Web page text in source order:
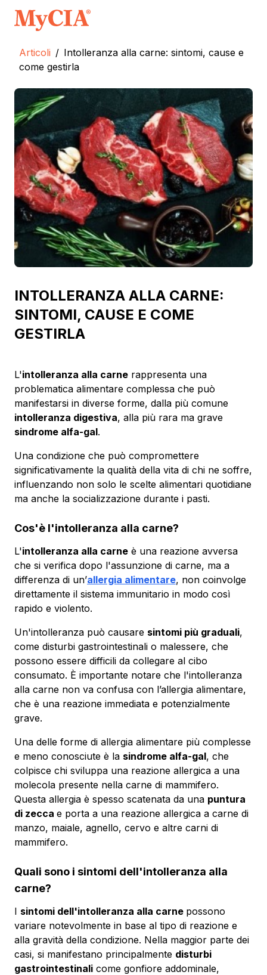
Articoli / Intolleranza alla carne: sintomi, cause e
come gestirla
INTOLLERANZA ALLA CARNE:
SINTOMI, CAUSE E COME
GESTIRLA
L'intolleranza alla carne rappresenta una
problematica alimentare complessa che può
manifestarsi in diverse forme, dalla più comune
intolleranza digestiva, alla più rara ma grave
sindrome alfa-gal.
Una condizione che può compromettere
significativamente la qualità della vita di chi ne soffre,
influenzando non solo le scelte alimentari quotidiane
ma anche la socializzazione durante i pasti.
Cos'è l'intolleranza alla carne?
L'intolleranza alla carne è una reazione avversa
che si verifica dopo l'assunzione di carne, ma a
differenza di un’allergia alimentare, non coinvolge
direttamente il sistema immunitario in modo così
rapido e violento.
Un'intolleranza può causare sintomi più graduali,
come disturbi gastrointestinali o malessere, che
possono essere difficili da collegare al cibo
consumato. È importante notare che l'intolleranza
alla carne non va confusa con l’allergia alimentare,
che è una reazione immediata e potenzialmente
grave.
Una delle forme di allergia alimentare più complesse
e meno conosciute è la sindrome alfa-gal, che
colpisce chi sviluppa una reazione allergica a una
molecola presente nella carne di mammifero.
Questa allergia è spesso scatenata da una puntura
di zecca e porta a una reazione allergica a carne di
manzo, maiale, agnello, cervo e altre carni di
mammifero.
Quali sono i sintomi dell'intolleranza alla
carne?
I sintomi dell'intolleranza alla carne possono
variare notevolmente in base al tipo di reazione e
alla gravità della condizione. Nella maggior parte dei
casi, si manifestano principalmente disturbi
gastrointestinali come gonfiore addominale,